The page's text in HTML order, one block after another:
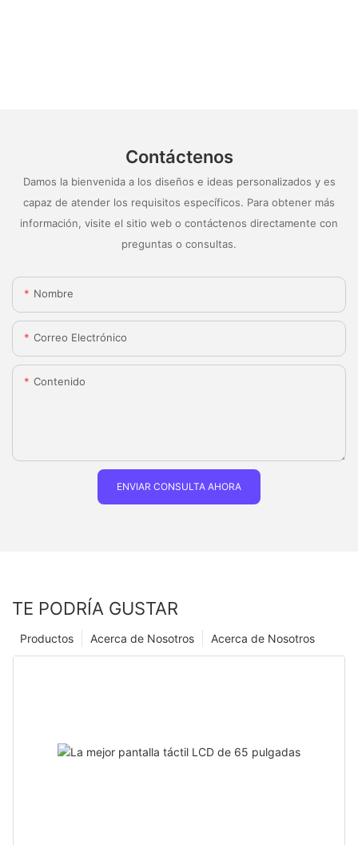
Contáctenos
Damos la bienvenida a los diseños e ideas personalizados y es
capaz de atender los requisitos específicos. Para obtener más
información, visite el sitio web o contáctenos directamente con
preguntas o consultas.
Nombre
Correo Electrónico
Contenido
ENVIAR CONSULTA AHORA
TE PODRÍA GUSTAR
Acerca de Nosotros
Acerca de Nosotros
Productos